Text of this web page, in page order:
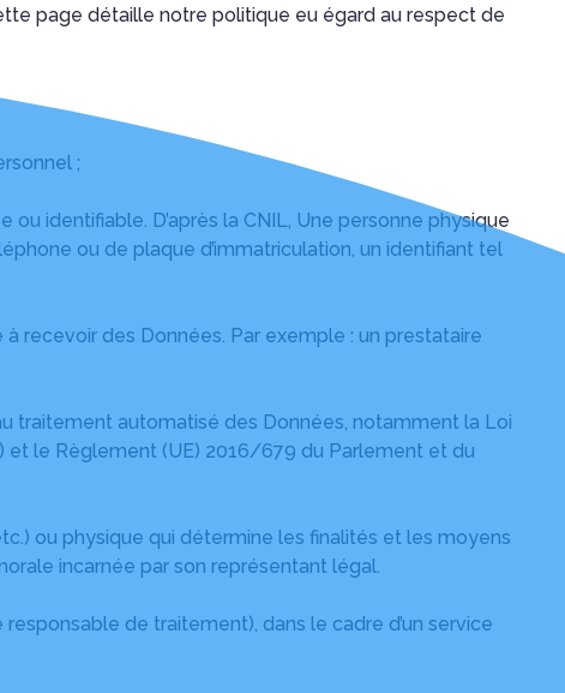
page détaille notre politique eu égard au respect de
;
identifiable. D’après la CNIL, Une personne physique
ou de plaque d’immatriculation, un identifiant tel
recevoir des Données. Par exemple : un prestataire
traitement automatisé des Données, notamment la Loi
et le Règlement (UE) 2016/679 du Parlement et du
ou physique qui détermine les finalités et les moyens
incarnée par son représentant légal.
de traitement), dans le cadre d’un service